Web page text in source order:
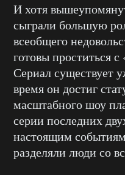
И хотя
сыграли большую
всеобщего
готовы проститься
Сериал существует
время он достиг
масштабного шоу
серии последних
настоящим
разделяли люди со